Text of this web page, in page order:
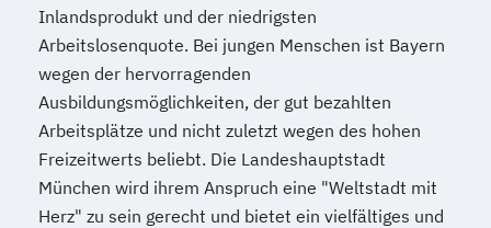
Inlandsprodukt und der niedrigsten
Arbeitslosenquote. Bei jungen Menschen ist Bayern
wegen der hervorragenden
Ausbildungsmöglichkeiten, der gut bezahlten
Arbeitsplätze und nicht zuletzt wegen des hohen
Freizeitwerts beliebt. Die Landeshauptstadt
München wird ihrem Anspruch eine "Weltstadt mit
Herz" zu sein gerecht und bietet ein vielfältiges und